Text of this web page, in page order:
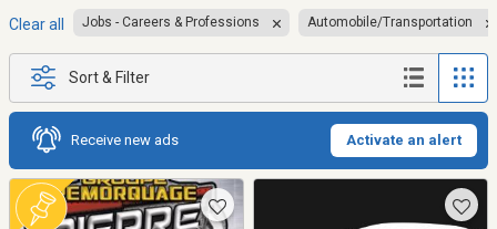
Clear all Jobs - Careers & Professions Automobile/Transportation
Sort & Filter
Receive new ads Activate an alert